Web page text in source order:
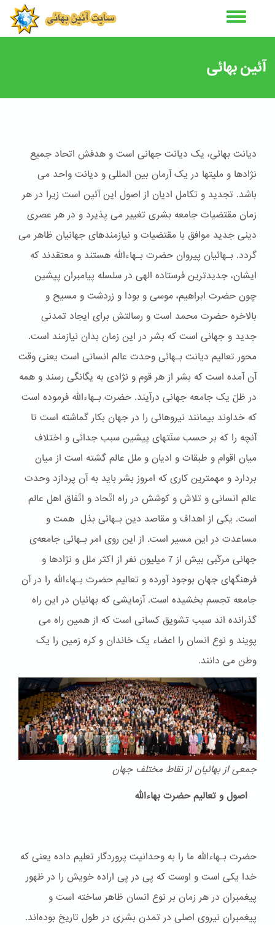
آئین بهائی
دیانت بهائی، یک دیانت جهانی است و هدفش اتحاد جمیع
نژادها و ملیتها در یک آرمان بین المللی و دیانت واحد می
باشد. تجدید و تکامل ادیان از اصول این آئین است زیرا در هر
زمان مقتضیات جامعه بشری تغییر می پذیرد و در هر عصری
دینی جدید موافق با مقتضیات و نیازمندهای جهانیان ظاهر می
گردد. بـهائیان پیروان حضرت بـهاءالله هستند و معتقدند که
ایشان، جدیدترین فرستاده الهی در سلسله پیامبران پیشین
چون حضرت ابراهیم، موسی و بودا و زردشت و مسیح و
بالاخره حضرت محمد است و رسالتش برای ایجاد تمدنی
جدید و جهانی است که بشر در این زمان بدان نیازمند است.
محور تعالیم دیانت بـهائی وحدت عالم انسانی است یعنی وقت
آن آمده است که بشر از هر قوم و نژادی به یگانگی رسند و همه
در ظلّ یک جامعه جهانی درآیند. حضرت بـهاءالله فرموده است
که خداوند بیمانند نیروهائی را در جهان بکار گماشته است تا
آنچه را که بر حسب سنّتهای پیشین سبب جدائی و اختلاف
میان اقوام و طبقات و ادیان و ملل عالم گشته است از میان
بردارد و مهمترین کاری که امروز بشر باید به آن پردازد وحدت
عالم انسانی و تلاش و کوشش در راه اتّحاد و اتّفاق اهل عالم
است. یکی از اهداف و مقاصد دین بـهائی بذل همت و
مساعدت در این مسیر است. از این روی امر بـهائی جامعه‌ی
جهانی مرکّبی بیش از 7 میلیون نفر از اکثر ملل و نژادها و
فرهنگهای جهان بوجود آورده و تعالیم حضرت بـهاءالله را در آن
جامعه تجسم بخشیده است. آزمایشی که بهائیان در این راه
گذرانده اند سبب تشویق کسانی است که از همین راه می
پویند و نوع انسان را اعضاء یک خاندان و کره زمین را یک
وطن می دانند.
جمعی از بهائیان از نقاط مختلف جهان
اصول و تعالیم حضرت بهاءالله
حضرت بـهاءالله ما را به وحدانیت پروردگار تعلیم داده یعنی که
خدا یکی است و اوست که پی در پی اراده خویش را در ظهور
پیغمبران در هر زمان بر نوع انسان ظاهر ساخته است و
پیغمبران نیروی اصلی در تمدن بشری در طول تاریخ بوده‌اند.